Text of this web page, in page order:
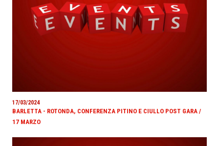
17/03/2024
BARLETTA - ROTONDA, CONFERENZA PITINO E CIULLO POST GARA /
17 MARZO